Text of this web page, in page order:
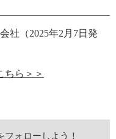
社（2025年2月7日発
ちら＞＞
フォローしよう！